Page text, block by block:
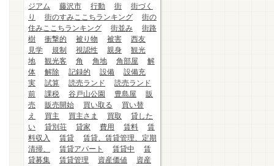
ジアム
藤沢市 行動 街
街づく
り
街のすみここちランキング
街の
住みここちランキング
街並み
街路
樹
衝撃的 被り物 被害
西友
見学
規制 視認性 親身
観光
地
観光客 角 角地 角部屋
解
体
解除 記録的 設備
設備充
実
試算 読売ランド
読売ランド
前
課税 谷戸山公園 豊島屋
販
売
販売開始 買い取る
買い替
え
買主 買主さま 買取
貸した
い
貸別荘 貸家 費用 賃料
賃
料収入
賃貸
賃貸、賃貸管理、定期
清掃、
賃貸アパート 賃貸中
賃
貸募集
賃貸管理 資産価値
資産